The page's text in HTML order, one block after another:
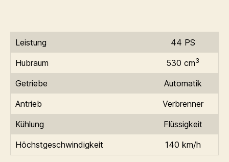
Leistung
44 PS
Hubraum
530 cm3
Getriebe
Automatik
Antrieb
Verbrenner
Kühlung
Flüssigkeit
Höchstgeschwindigkeit
140 km/h